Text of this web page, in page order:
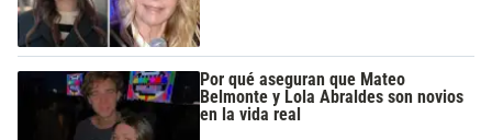
Por qué aseguran que Mateo
Belmonte y Lola Abraldes son novios
en la vida real